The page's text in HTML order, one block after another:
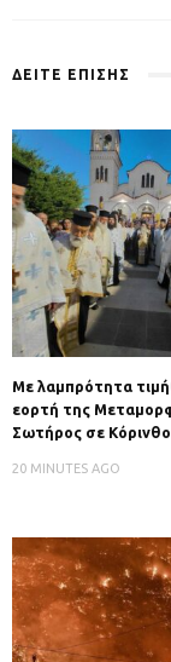
ΔΕΙΤΕ ΕΠΙΣΗΣ
Με λαμπρότητα
εορτή της
Σωτήρος σε Κόρινθο
20 MINUTES AGO